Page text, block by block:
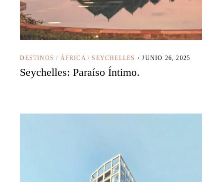
DESTINOS / ÁFRICA/SEYCHELLES JUNIO 26, 2025
Seychelles: Paraíso Íntimo.